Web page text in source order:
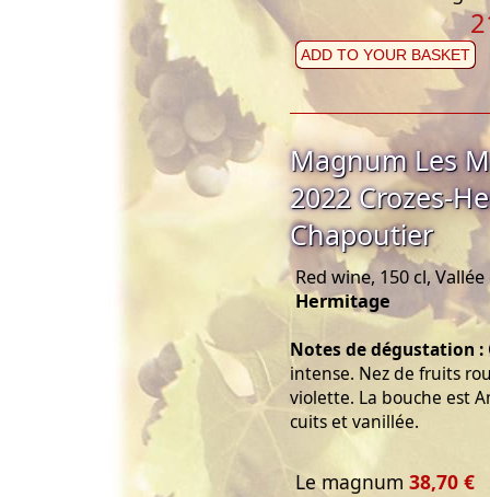
ADD TO YOUR BASKET
Magnum Les
2022 Crozes-
Chapoutier
Red wine, 150 cl,
Hermitage
Notes de dégustation :
intense. Nez de fruits
violette. La bouche est
cuits et vanillée.
Le magnum 38,70 €